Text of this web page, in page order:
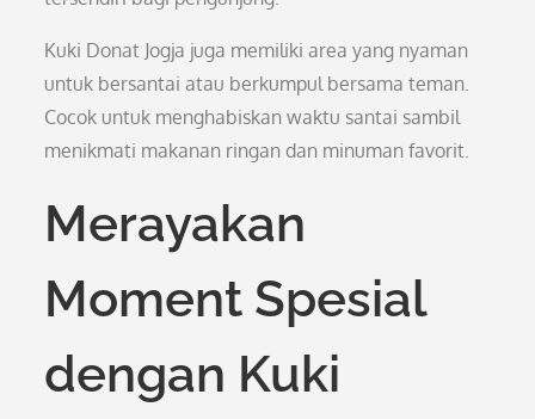
Kuki Donat Jogja juga memiliki area yang nyaman
untuk bersantai atau berkumpul bersama teman.
Cocok untuk menghabiskan waktu santai sambil
menikmati makanan ringan dan minuman favorit.
Merayakan
Moment Spesial
dengan Kuki